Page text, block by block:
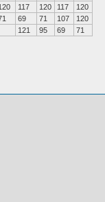
117 120 117
120
69 71 107
120
121 95 69 71